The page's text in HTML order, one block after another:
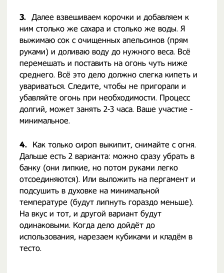
3. Далее взвешиваем корочки и добавляем к
ним столько же сахара и столько же воды. Я
выжимаю сок с очищенных апельсинов (прям
руками) и доливаю воду до нужного веса. Всё
перемешать и поставить на огонь чуть ниже
среднего. Всё это дело должно слегка кипеть и
увариваться. Следите, чтобы не пригорали и
убавляйте огонь при необходимости. Процесс
долгий, может занять 2-3 часа. Ваше участие -
минимальное.
4.
Как только сироп выкипит, снимайте с огня.
Дальше есть 2 варианта: можно сразу убрать в
банку (они липкие, но потом руками легко
отсоединяются). Или выложить на пергамент и
подсушить в духовке на минимальной
температуре (будут липнуть гораздо меньше).
На вкус и тот, и другой вариант будут
одинаковыми. Когда дело дойдёт до
использования, нарезаем кубиками и кладём в
тесто.